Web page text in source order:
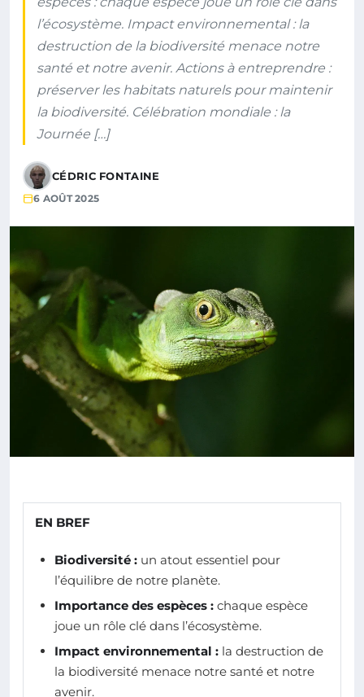
l’écosystème. Impact environnemental : la
destruction de la biodiversité menace notre
santé et notre avenir. Actions à entreprendre :
préserver les habitats naturels pour maintenir
la biodiversité. Célébration mondiale : la
Journée […]
CÉDRIC FONTAINE
6 AOÛT 2025
EN BREF
Biodiversité : un atout essentiel pour
l’équilibre de notre planète.
Importance des espèces : chaque espèce
joue un rôle clé dans l’écosystème.
Impact environnemental : la destruction de
la biodiversité menace notre santé et notre
avenir.